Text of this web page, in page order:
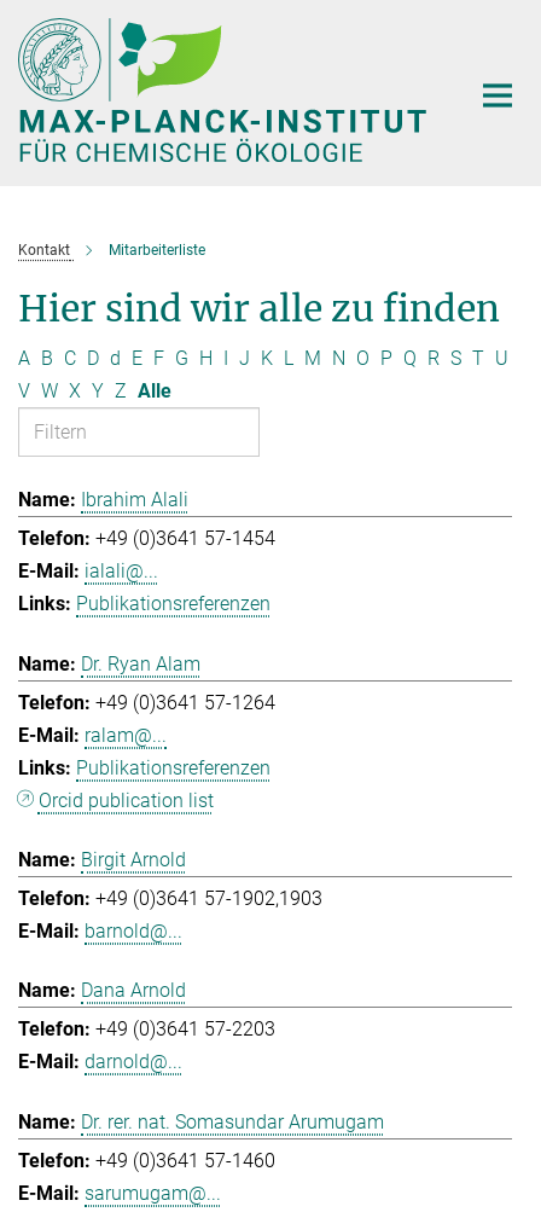
Hauptinhalt
Kontakt Mitarbeiterliste
Hier sind wir alle zu finden
A B C D d E F G H I J K L M N O P Q R S T U
V W X Y Z Alle
Ibrahim Alali
+49 (0)3641 57-1454
ialali@...
Publikationsreferenzen
Dr. Ryan Alam
+49 (0)3641 57-1264
ralam@...
Publikationsreferenzen
Orcid publication list
Birgit Arnold
+49 (0)3641 57-1902,1903
barnold@...
Dana Arnold
+49 (0)3641 57-2203
darnold@...
Dr. rer. nat. Somasundar Arumugam
+49 (0)3641 57-1460
sarumugam@...